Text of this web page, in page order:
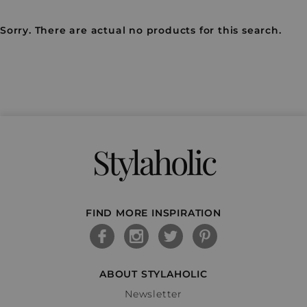
Sorry. There are actual no products for this search.
Stylaholic
FIND MORE INSPIRATION
ABOUT STYLAHOLIC
Newsletter